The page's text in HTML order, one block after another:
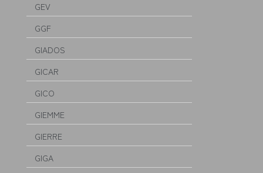
GEV
GGF
GIADOS
GICAR
GICO
GIEMME
GIERRE
GIGA